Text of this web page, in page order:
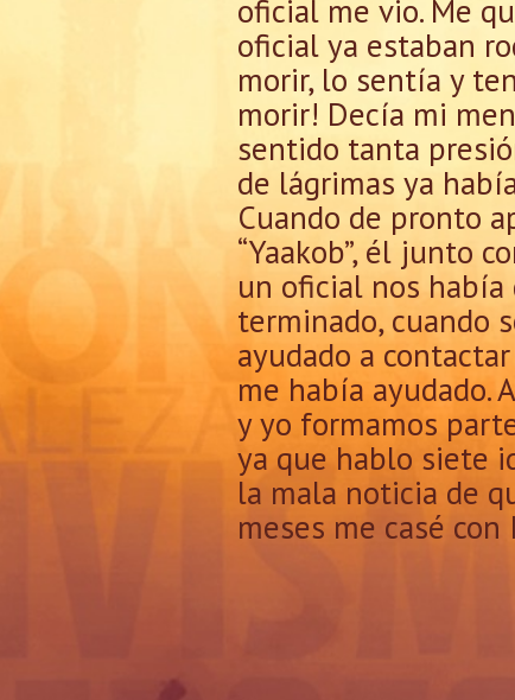
oficial me vio. Me
oficial ya estaban
morir, lo sentía y
morir! Decía mi
sentido tanta
de lágrimas ya
Cuando de pronto
“Yaakob”, él junto
un oficial nos
terminado, cuando
ayudado a
me había ayudado.
y yo formamos
ya que hablo siete
la mala noticia de
meses me casé